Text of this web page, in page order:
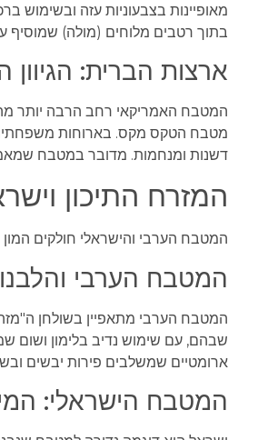
מאופיינות בצבעוניות עזה ובשימוש
בתוך רטבים מלוחים (מולה) שמוסיף
ארצות הברית:
המטבח האמריקאי רחב הרבה יותר
מטבח הטקס מקס. בארוחות
דשנות ומנחמות. מדובר במטבח
המזרח התיכון
המטבח הערבי והישראלי חולקים המון
המטבח הערבי
המטבח הערבי מתאפיין בשולחן
שבהם, עם שימוש נדיב בלימון ושום
ארומטיים שמשלבים פירות יבשים
המטבח הישראלי: